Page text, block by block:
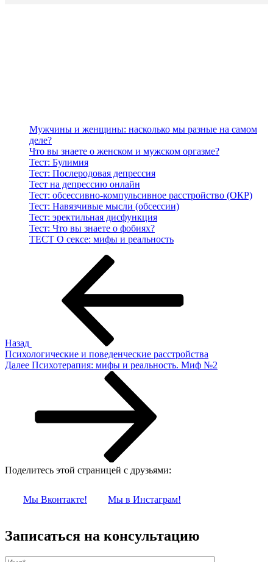
Мужчины и женщины: насколько мы разные на самом
деле?
Что вы знаете о женском и мужском оргазме?
Тест: Булимия
Тест: Послеродовая депрессия
Тест на депрессию онлайн
Тест: обсессивно-компульсивное расстройство (ОКР)
Тест: Навязчивые мысли (обсессии)
Тест: эректильная дисфункция
Тест: Что вы знаете о фобиях?
ТЕСТ О сексе: мифы и реальность
Назад
Психологические и поведенческие расстройства
Следующая
Далее Психотерапия: мифы и реальность. Миф №2
Поделитесь этой страницей с друзьями:
Мы Вконтакте! Мы в Инстаграм!
Записаться на консультацию